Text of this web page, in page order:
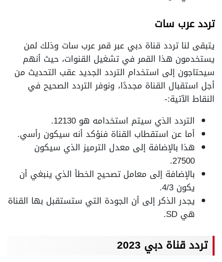
تردد عرب سات
يتبقى لنا تردد قناة دبي عبر قمر عرب سات وذلك لمن
يستخدمون هذا القمر في تشغيل القنوات، حيث أنهم
سيحتاجون إلى استخدام التردد الجديد عقب التحديث من
أجل استقبال القناة مجددًا، ونوفر التردد الصحيح في
النقاط الآتية:-
التردد الذي سيتم استخدامه هو 12130.
أما عن استقطاب القناة فنؤكد أنه سيكون رأسي.
هذا بالإضافة إلى معدل الترميز الذي سيكون
27500.
بالإضافة إلى معامل تصحيح الخطأ الذي ينبغي أن
يكون 4/3.
يجدر الذكر إلى أن الجودة التي ستستقبل بها القناة
هي SD.
تردد قناة دبي 2023